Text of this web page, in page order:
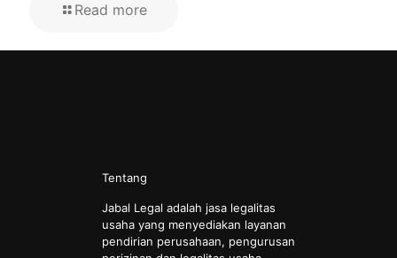
Read more
Tentang
Jabal Legal adalah jasa legalitas
usaha yang menyediakan layanan
pendirian perusahaan, pengurusan